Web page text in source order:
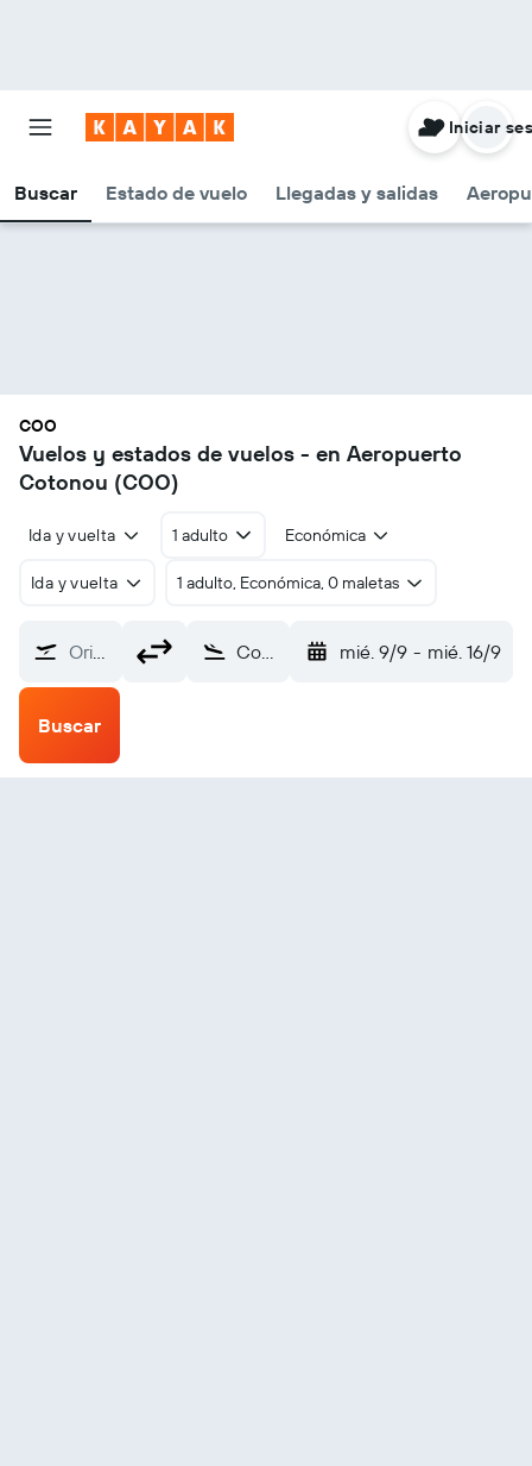
Buscar Estado de vuelo Llegadas y salidas
Iniciar
COO
Vuelos y estados de vuelos - en Aeropuerto
Cotonou (COO)
Ida y vuelta 1 adulto Económica
Ida y vuelta 1 adulto, Económica, 0 maletas
Origen Cotonou (COO) mié. 9/9 - mié. 16/9
Buscar